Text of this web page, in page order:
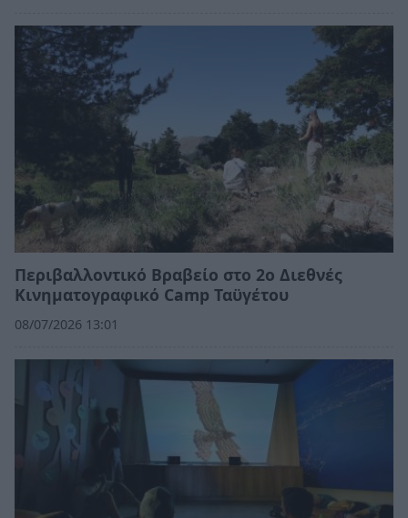
Περιβαλλοντικό Βραβείο στο 2ο Διεθνές
Κινηματογραφικό Camp Ταϋγέτου
08/07/2026 13:01